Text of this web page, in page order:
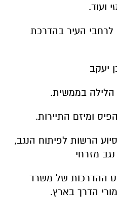
ועוד.
לרחבי העיר בהדרכת
יעקב
הלילה בממשית.
ומיזם התיירות.
הרשות לפיתוח הנגב,
מזרחי
ההדרכות של משרד
הדרך בארץ.